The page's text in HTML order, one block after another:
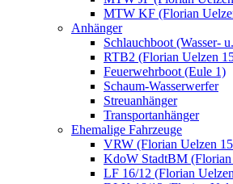
MTW KF (Florian
Anhänger
Schlauchboot (Wasser-
RTB2 (Florian Uelzen
Feuerwehrboot (Eule 1)
Schaum-Wasserwerfer
Streuanhänger
Transportanhänger
Ehemalige Fahrzeuge
VRW (Florian Uelzen
KdoW StadtBM
LF 16/12 (Florian